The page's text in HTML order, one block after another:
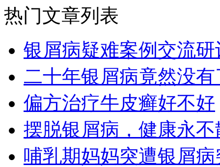
热门文章列表
银屑病疑难案例交流
二十年银屑病竟然没
偏方治疗牛皮癣好不好
摆脱银屑病，健康永不
哺乳期妈妈突遭银屑